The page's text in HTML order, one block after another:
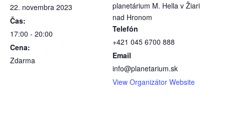
22. novembra 2023
Čas:
17:00 - 20:00
Cena:
Zdarma
planetárium M. Hella v Žiari
nad Hronom
Telefón
+421 045 6700 888
Email
info@planetarium.sk
View Organizátor Website